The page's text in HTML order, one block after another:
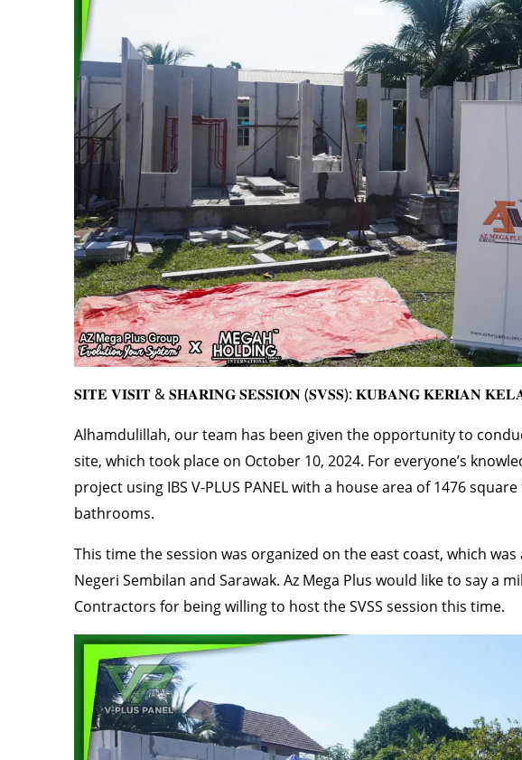
𝐒𝐈𝐓𝐄 𝐕𝐈𝐒𝐈𝐓 & 𝐒𝐇𝐀𝐑𝐈𝐍𝐆 𝐒𝐄𝐒𝐒𝐈𝐎𝐍 (𝐒𝐕𝐒𝐒): 𝐊𝐔𝐁𝐀𝐍𝐆 𝐊𝐄𝐑𝐈𝐀𝐍
Alhamdulillah, our team has been given the opportunity to
site, which took place on October 10, 2024. For everyone’s
project using IBS V-PLUS PANEL with a house area of 1476
bathrooms.
This time the session was organized on the east coast, which
Negeri Sembilan and Sarawak. Az Mega Plus would like to say a
Contractors for being willing to host the SVSS session this time.